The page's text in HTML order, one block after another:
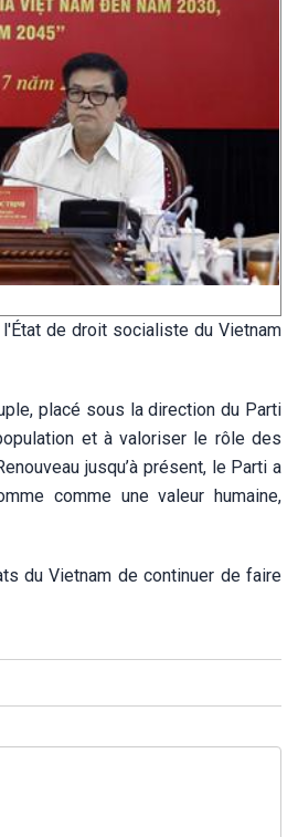
de droit socialiste du Vietnam
placé sous la direction du Parti
et à valoriser le rôle des
jusqu’à présent, le Parti a
comme une valeur humaine,
du Vietnam de continuer de faire